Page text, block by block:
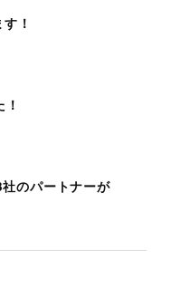
！
のパートナーが